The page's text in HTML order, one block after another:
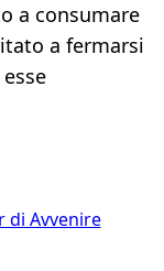
a consumare
a fermarsi
di Avvenire